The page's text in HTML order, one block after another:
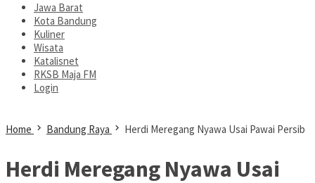
Jawa Barat
Kota Bandung
Kuliner
Wisata
Katalisnet
RKSB Maja FM
Login
Home Bandung Raya Herdi Meregang Nyawa Usai Pawai Persib
Herdi Meregang Nyawa Usai